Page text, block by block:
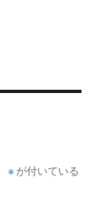
※ が付いている